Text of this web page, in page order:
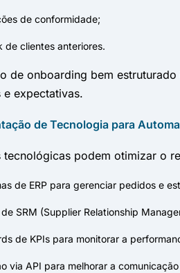
de conformidade;
de clientes anteriores.
de onboarding bem
e expectativas.
de Tecnologia para
tecnológicas podem otimizar o
de ERP para gerenciar pedidos e
de SRM (Supplier Relationship
de KPIs para monitorar a
via API para melhorar a